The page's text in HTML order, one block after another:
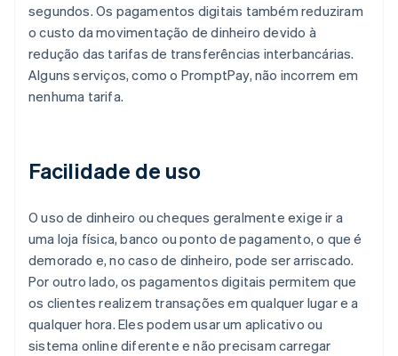
segundos. Os pagamentos digitais também reduziram
o custo da movimentação de dinheiro devido à
redução das tarifas de transferências interbancárias.
Alguns serviços, como o PromptPay, não incorrem em
nenhuma tarifa.
Facilidade de uso
O uso de dinheiro ou cheques geralmente exige ir a
uma loja física, banco ou ponto de pagamento, o que é
demorado e, no caso de dinheiro, pode ser arriscado.
Por outro lado, os pagamentos digitais permitem que
os clientes realizem transações em qualquer lugar e a
qualquer hora. Eles podem usar um aplicativo ou
sistema online diferente e não precisam carregar